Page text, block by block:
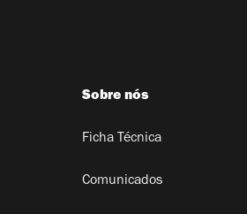
Sobre nós
Ficha Técnica
Comunicados